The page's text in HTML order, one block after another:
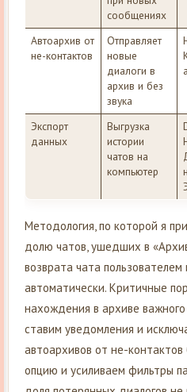
сообщениях
Автоархив от
не-контактов
Отправляет
новые
диалоги в
архив и без
звука
Экспорт
данных
Выгрузка
истории
чатов на
компьютер
Методология, по которой я
долю чатов, ушедших в
возврата чата
автоматически. Критичные
нахождения в архиве
ставим уведомления и
автоархивов от не-
опцию и усиливаем фильтры